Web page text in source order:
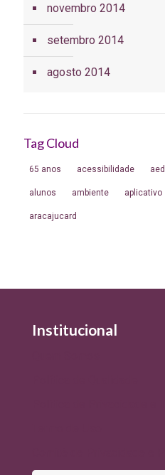
novembro 2014
setembro 2014
agosto 2014
Tag Cloud
65 anos acessibilidade
alunos ambiente aplicativo
aracajucard
Institucional